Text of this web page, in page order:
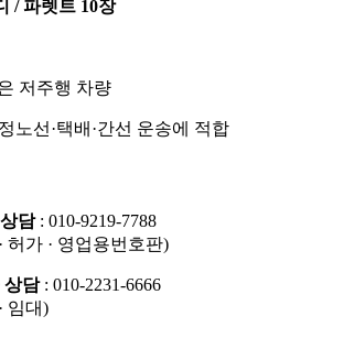
/ 파렛트 10장
저주행 차량
노선·택배·간선 운송에 적합
담: 010-9219-7788
허가 · 영업용번호판)
상담: 010-2231-6666
임대)